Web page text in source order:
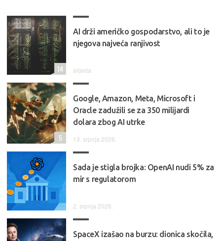
AI drži američko gospodarstvo, ali to je
njegova najveća ranjivost
srijeda
14
Google, Amazon, Meta, Microsoft i
Oracle zadužili se za 350 milijardi
dolara zbog AI utrke
13. srpnja 2026.
5
Sada je stigla brojka: OpenAI nudi 5% za
mir s regulatorom
2. srpnja 2026.
SpaceX izašao na burzu: dionica skočila,